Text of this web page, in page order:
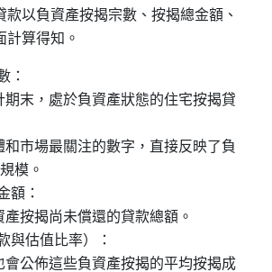
款以負資產按揭宗數、按揭總金額、
計算得知。
：
期末，處於負資產狀態的住宅按揭貸
和市場最關注的數字，直接反映了負
模。
額：
產按揭尚未償還的貸款總額。
與估值比率）：
會公佈這些負資產按揭的平均按揭成